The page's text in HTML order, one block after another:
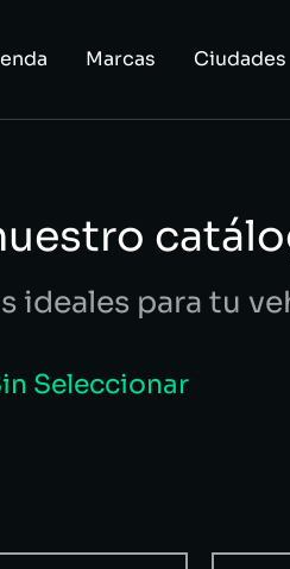
Marcas Ciudades
ideales para tu
Seleccionar